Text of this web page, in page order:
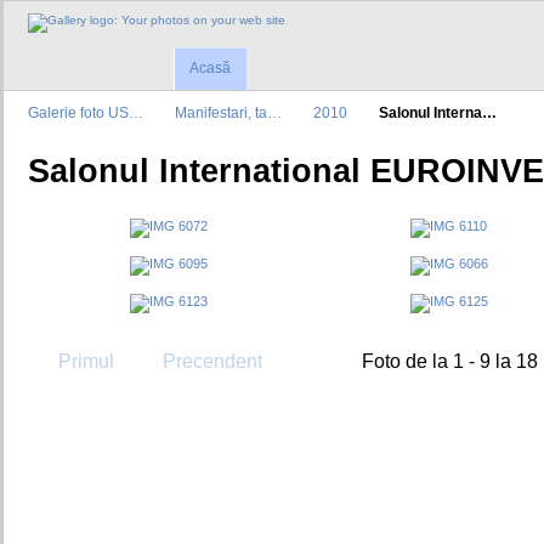
Acasă
Galerie foto US… Manifestari, ta… 2010 Salonul Interna…
Salonul International
Primul Precendent Foto de la 1 - 9 la 18